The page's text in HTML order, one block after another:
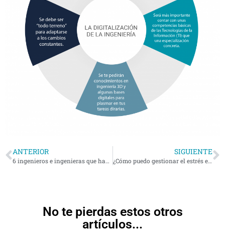
ANTERIOR
6 ingenieros e ingenieras que han cambiado el mundo
SIGUIENTE
¿Cómo puedo gestionar el estrés en la universidad? 10 consejos
No te pierdas estos otros
artículos...